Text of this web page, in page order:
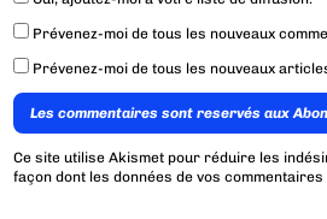
Prévenez-moi de tous les nouveaux
Prévenez-moi de tous les nouveaux
Les commentaires sont reservés aux
Ce site utilise Akismet pour réduire les
façon dont les données de vos